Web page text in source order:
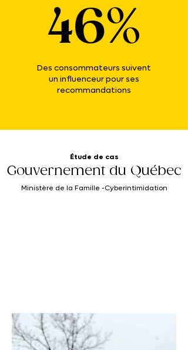
46%
Des consommateurs suivent
un influenceur pour ses
recommandations
Étude de cas
Gouvernement du Québec
Ministère de la Famille -Cyberintimidation